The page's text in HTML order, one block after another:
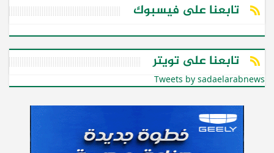
تابعنا على فيسبوك
تابعنا على تويتر
Tweets by sadaelarabnews